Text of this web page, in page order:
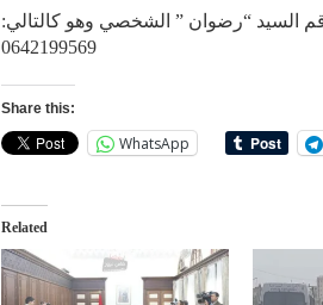
السيد “رضوان ” الشخصي وهو كالتالي:
0642199569
Share this:
WhatsApp
Related